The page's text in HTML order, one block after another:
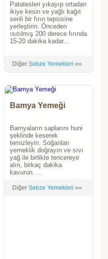
Patatesleri yıkayıp ortadan
ikiye kesin ve yağlı kağıt
serili bir fırın tepsisine
yerleştirin. Önceden
ısıtılmış 200 derece fırında
15-20 dakika kadar...
Diğer Sebze Yemekleri »»
Bamya Yemeği
Bamyaların saplarını huni
şeklinde keserek
temizleyin. Soğanları
yemeklik doğrayın ve sıvı
yağ ile birlikte tencereye
alın, birkaç dakika
kavurun. ...
Diğer Sebze Yemekleri »»